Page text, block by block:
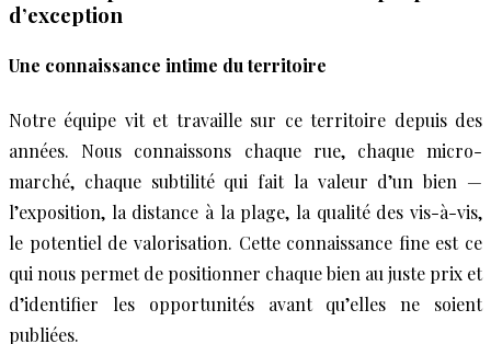
d’exception
Une connaissance intime du territoire
Notre équipe vit et travaille sur ce territoire depuis des
années. Nous connaissons chaque rue, chaque micro-
marché, chaque subtilité qui fait la valeur d’un bien —
l’exposition, la distance à la plage, la qualité des vis-à-vis,
le potentiel de valorisation. Cette connaissance fine est ce
qui nous permet de positionner chaque bien au juste prix et
d’identifier les opportunités avant qu’elles ne soient
publiées.